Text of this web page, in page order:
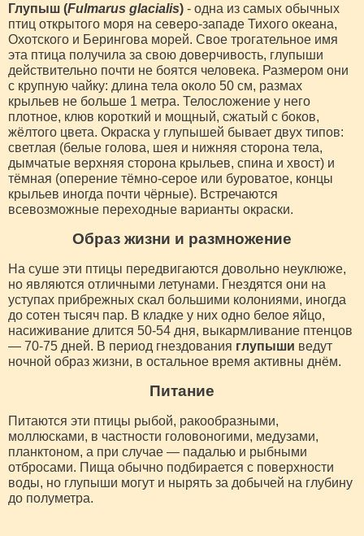
Глупыш (Fulmarus glacialis) - одна из самых обычных
птиц открытого моря на северо-западе Тихого океана,
Охотского и Берингова морей. Свое трогательное имя
эта птица получила за свою доверчивость, глупыши
действительно почти не боятся человека. Размером они
с крупную чайку: длина тела около 50 см, размах
крыльев не больше 1 метра. Телосложение у него
плотное, клюв короткий и мощный, сжатый с боков,
жёлтого цвета. Окраска у глупышей бывает двух типов:
светлая (белые голова, шея и нижняя сторона тела,
дымчатые верхняя сторона крыльев, спина и хвост) и
тёмная (оперение тёмно-серое или буроватое, концы
крыльев иногда почти чёрные). Встречаются
всевозможные переходные варианты окраски.
Образ жизни и размножение
На суше эти птицы передвигаются довольно неуклюже,
но являются отличными летунами. Гнездятся они на
уступах прибрежных скал большими колониями, иногда
до сотен тысяч пар. В кладке у них одно белое яйцо,
насиживание длится 50-54 дня, выкармливание птенцов
— 70-75 дней. В период гнездования глупыши ведут
ночной образ жизни, в остальное время активны днём.
Питание
Питаются эти птицы рыбой, ракообразными,
моллюсками, в частности головоногими, медузами,
планктоном, а при случае — падалью и рыбными
отбросами. Пища обычно подбирается с поверхности
воды, но глупыши могут и нырять за добычей на глубину
до полуметра.